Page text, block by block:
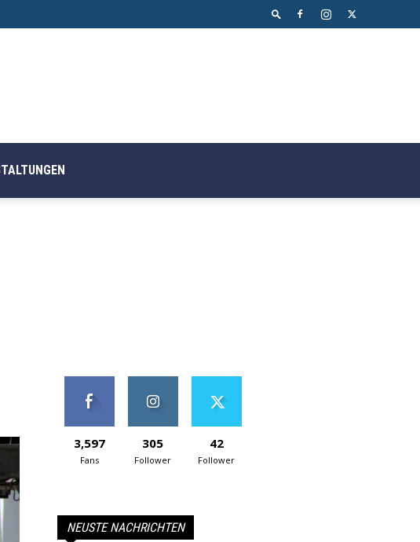
3,597
Fans
305
Follower
42
Follower
NEUSTE NACHRICHTEN